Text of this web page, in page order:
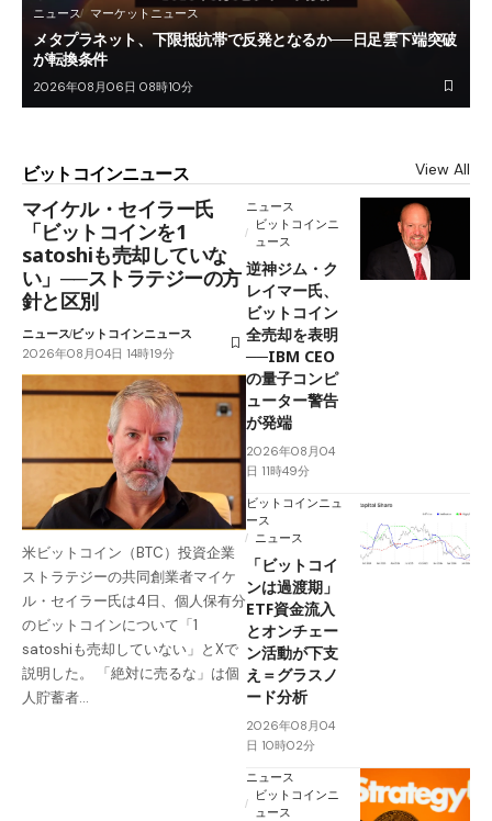
ニュース マーケットニュース
メタプラネット、下限抵抗帯で反発となるか──日足雲下端突破
が転換条件
2026年08月06日 08時10分
ビットコインニュース View All
マイケル・セイラー氏
「ビットコインを1
satoshiも売却していな
い」──ストラテジーの方
針と区別
ニュースビットコインニュース
2026年08月04日 14時19分
米ビットコイン（BTC）投資企業
ストラテジーの共同創業者マイケ
ル・セイラー氏は4日、個人保有分
のビットコインについて「1
satoshiも売却していない」とXで
説明した。 「絶対に売るな」は個
人貯蓄者…
ニュース
ビットコインニ
ュース
逆神ジム・ク
レイマー氏、
ビットコイン
全売却を表明
──IBM CEO
の量子コンピ
ューター警告
が発端
2026年08月04
日 11時49分
ビットコインニュ
ース
ニュース
「ビットコイ
ンは過渡期」
ETF資金流入
とオンチェー
ン活動が下支
え＝グラスノ
ード分析
2026年08月04
日 10時02分
ニュース
ビットコインニ
ュース